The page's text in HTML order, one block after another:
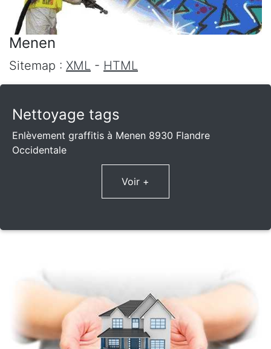
Menen
Sitemap : XML - HTML
Nettoyage tags
Enlèvement graffitis à Menen 8930 Flandre
Occidentale
Voir +